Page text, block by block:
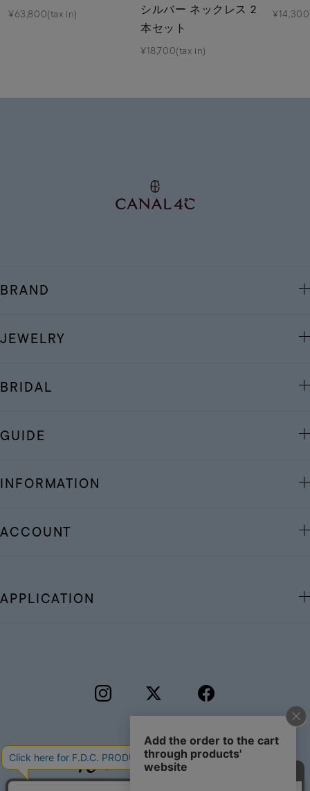
¥63,800(tax in)
シルバー ネックレス 2
本セット
¥18,700(tax in)
BRAND
JEWELRY
BRIDAL
GUIDE
INFORMATION
ACCOUNT
APPLICATION